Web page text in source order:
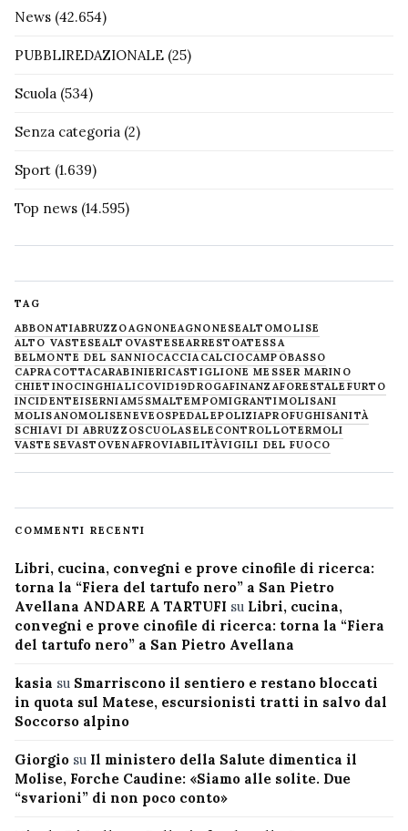
News (42.654)
PUBBLIREDAZIONALE (25)
Scuola (534)
Senza categoria (2)
Sport (1.639)
Top news (14.595)
TAG
ABBONATIABRUZZOAGNONEAGNONESEALTOMOLISE
ALTO VASTESEALTOVASTESEARRESTOATESSA
BELMONTE DEL SANNIOCACCIACALCIOCAMPOBASSO
CAPRACOTTACARABINIERICASTIGLIONE MESSER MARINO
CHIETINOCINGHIALICOVID19DROGAFINANZAFORESTALE FURTO
INCIDENTEISERNIAM5SMALTEMPOMIGRANTIMOLISANI
MOLISANOMOLISENEVE OSPEDALEPOLIZIAPROFUGHISANITÀ
SCHIAVI DI ABRUZZOSCUOLASELECONTROLLOTERMOLI
VASTESEVASTOVENAFROVIABILITÀVIGILI DEL FUOCO
COMMENTI RECENTI
Libri, cucina, convegni e prove cinofile di ricerca:
torna la “Fiera del tartufo nero” a San Pietro
Avellana ANDARE A TARTUFI su Libri, cucina,
convegni e prove cinofile di ricerca: torna la “Fiera
del tartufo nero” a San Pietro Avellana
kasia su Smarriscono il sentiero e restano bloccati
in quota sul Matese, escursionisti tratti in salvo dal
Soccorso alpino
Giorgio su Il ministero della Salute dimentica il
Molise, Forche Caudine: «Siamo alle solite. Due
“svarioni” di non poco conto»